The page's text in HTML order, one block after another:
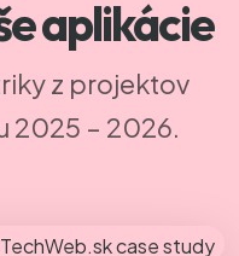
aplikácie
z projektov
2025 – 2026.